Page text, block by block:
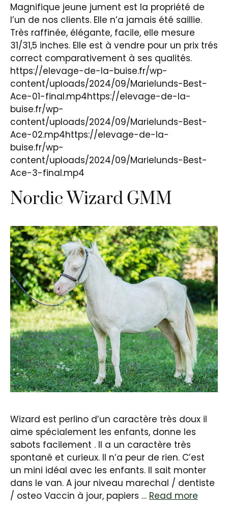
Magnifique jeune jument est la propriété de
l’un de nos clients. Elle n’a jamais été saillie.
Très raffinée, élégante, facile, elle mesure
31/31,5 inches. Elle est à vendre pour un prix trés
correct comparativement à ses qualités.
https://elevage-de-la-buise.fr/wp-
content/uploads/2024/09/Marielunds-Best-
Ace-01-final.mp4https://elevage-de-la-
buise.fr/wp-
content/uploads/2024/09/Marielunds-Best-
Ace-02.mp4https://elevage-de-la-
buise.fr/wp-
content/uploads/2024/09/Marielunds-Best-
Ace-3-final.mp4
Nordic Wizard GMM
Wizard est perlino d’un caractère très doux il
aime spécialement les enfants, donne les
sabots facilement . Il a un caractère très
spontané et curieux. Il n’a peur de rien. C’est
un mini idéal avec les enfants. Il sait monter
dans le van. A jour niveau marechal / dentiste
/ osteo Vaccin à jour, papiers … Read more